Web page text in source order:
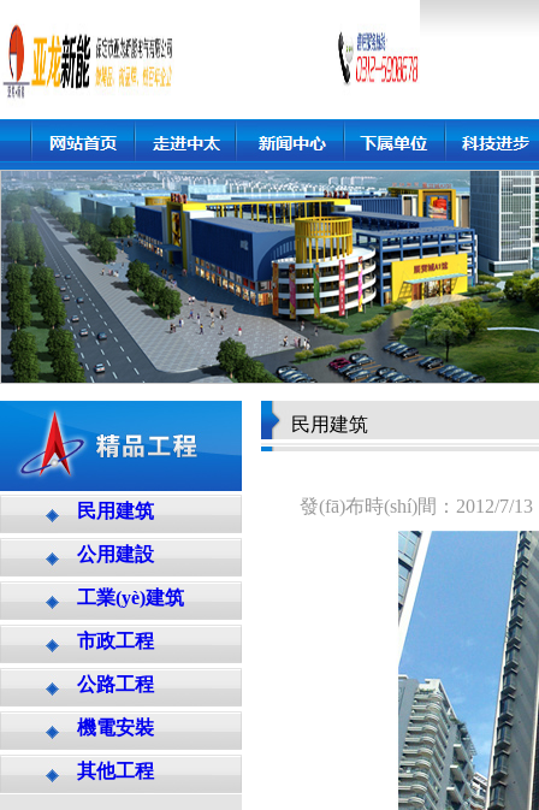
民用建筑
公用建設
工業(yè)建筑
市政工程
公路工程
機電安裝
其他工程
民用建筑
發(fā)布時(shí)間：2012/